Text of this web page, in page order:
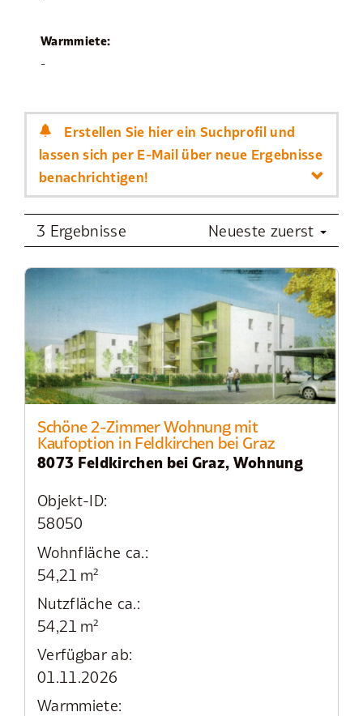
Warmmiete:
-
Erstellen Sie hier ein Suchprofil und
lassen sich per E-Mail über neue Ergebnisse
benachrichtigen!
3 Ergebnisse Neueste zuerst
Schöne 2-Zimmer Wohnung mit
Kaufoption in Feldkirchen bei Graz
8073 Feldkirchen bei Graz, Wohnung
Objekt-ID:
58050
Wohnfläche ca.:
54,21 m²
Nutzfläche ca.:
54,21 m²
Verfügbar ab:
01.11.2026
Warmmiete: